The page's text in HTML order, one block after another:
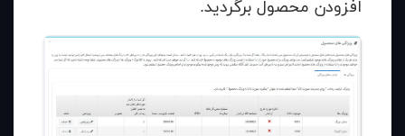
افزودن محصول برگردید.